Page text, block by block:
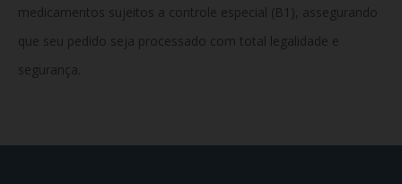
medicamentos sujeitos a controle especial (B1), assegurando
que seu pedido seja processado com total legalidade e
segurança.